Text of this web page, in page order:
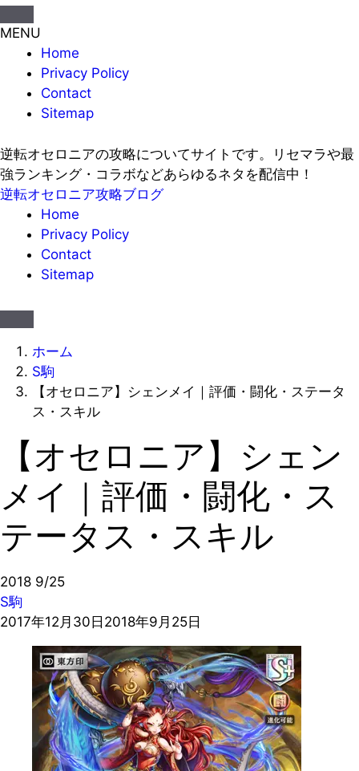
MENU
Home
Privacy Policy
Contact
Sitemap
逆転オセロニアの攻略についてサイトです。リセマラや最
強ランキング・コラボなどあらゆるネタを配信中！
逆転オセロニア攻略ブログ
Home
Privacy Policy
Contact
Sitemap
ホーム
S駒
【オセロニア】シェンメイ｜評価・闘化・ステータ
ス・スキル
【オセロニア】シェン
メイ｜評価・闘化・ス
テータス・スキル
2018 9/25
S駒
2017年12月30日 2018年9月25日